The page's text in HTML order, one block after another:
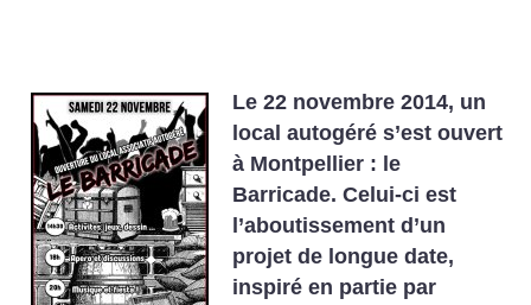
Le 22 novembre 2014, un
local autogéré s’est ouvert
à Montpellier : le
Barricade. Celui-ci est
l’aboutissement d’un
projet de longue date,
inspiré en partie par